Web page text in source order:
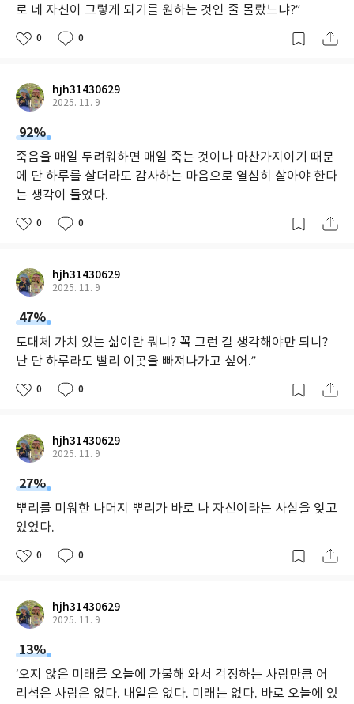
로 네 자신이 그렇게 되기를 원하는 것인 줄 몰랐느냐?”
0 0
hjh31430629
2025. 11. 9
92%
죽음을 매일 두려워하면 매일 죽는 것이나 마찬가지이기 때문
에 단 하루를 살더라도 감사하는 마음으로 열심히 살아야 한다
는 생각이 들었다.
0 0
hjh31430629
2025. 11. 9
47%
도대체 가치 있는 삶이란 뭐니? 꼭 그런 걸 생각해야만 되니?
난 단 하루라도 빨리 이곳을 빠져나가고 싶어.”
0 0
hjh31430629
2025. 11. 9
27%
뿌리를 미워한 나머지 뿌리가 바로 나 자신이라는 사실을 잊고
있었다.
0 0
hjh31430629
2025. 11. 9
13%
‘오지 않은 미래를 오늘에 가불해 와서 걱정하는 사람만큼 어
리석은 사람은 없다. 내일은 없다. 미래는 없다. 바로 오늘에 있